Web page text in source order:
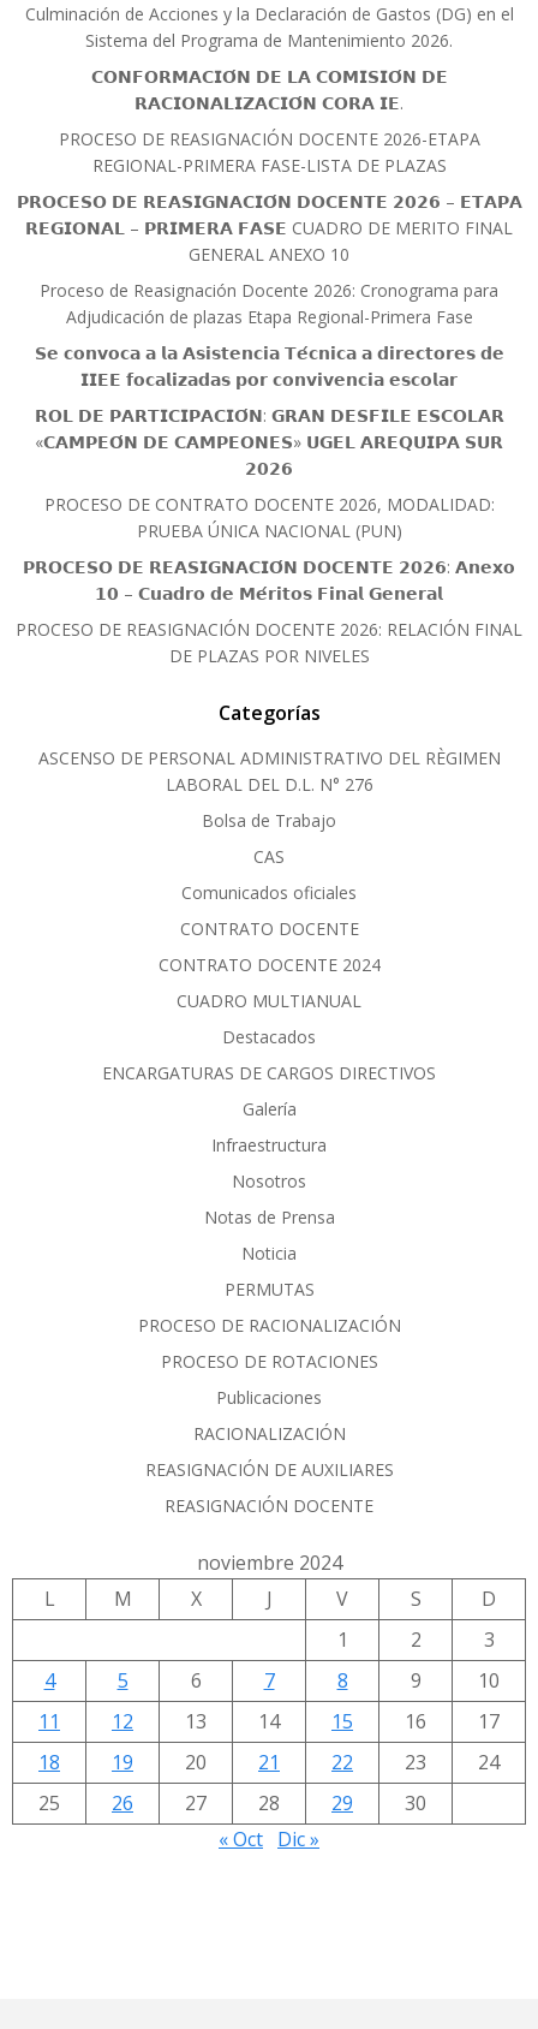
Culminación de Acciones y la Declaración de Gastos (DG) en el
Sistema del Programa de Mantenimiento 2026.
𝗖𝗢𝗡𝗙𝗢𝗥𝗠𝗔𝗖𝗜𝗢́𝗡 𝗗𝗘 𝗟𝗔 𝗖𝗢𝗠𝗜𝗦𝗜𝗢́𝗡 𝗗𝗘
𝗥𝗔𝗖𝗜𝗢𝗡𝗔𝗟𝗜𝗭𝗔𝗖𝗜𝗢́𝗡 𝗖𝗢𝗥𝗔 𝗜𝗘.
PROCESO DE REASIGNACIÓN DOCENTE 2026-ETAPA
REGIONAL-PRIMERA FASE-LISTA DE PLAZAS
𝗣𝗥𝗢𝗖𝗘𝗦𝗢 𝗗𝗘 𝗥𝗘𝗔𝗦𝗜𝗚𝗡𝗔𝗖𝗜𝗢́𝗡 𝗗𝗢𝗖𝗘𝗡𝗧𝗘 𝟮𝟬𝟮𝟲 – 𝗘𝗧𝗔𝗣𝗔
𝗥𝗘𝗚𝗜𝗢𝗡𝗔𝗟 – 𝗣𝗥𝗜𝗠𝗘𝗥𝗔 𝗙𝗔𝗦𝗘 CUADRO DE MERITO FINAL
GENERAL ANEXO 10
Proceso de Reasignación Docente 2026: Cronograma para
Adjudicación de plazas Etapa Regional-Primera Fase
𝗦𝗲 𝗰𝗼𝗻𝘃𝗼𝗰𝗮 𝗮 𝗹𝗮 𝗔𝘀𝗶𝘀𝘁𝗲𝗻𝗰𝗶𝗮 𝗧𝗲́𝗰𝗻𝗶𝗰𝗮 𝗮 𝗱𝗶𝗿𝗲𝗰𝘁𝗼𝗿𝗲𝘀 𝗱𝗲
𝗜𝗜𝗘𝗘 𝗳𝗼𝗰𝗮𝗹𝗶𝘇𝗮𝗱𝗮𝘀 𝗽𝗼𝗿 𝗰𝗼𝗻𝘃𝗶𝘃𝗲𝗻𝗰𝗶𝗮 𝗲𝘀𝗰𝗼𝗹𝗮𝗿
𝗥𝗢𝗟 𝗗𝗘 𝗣𝗔𝗥𝗧𝗜𝗖𝗜𝗣𝗔𝗖𝗜𝗢́𝗡: 𝗚𝗥𝗔𝗡 𝗗𝗘𝗦𝗙𝗜𝗟𝗘 𝗘𝗦𝗖𝗢𝗟𝗔𝗥
«𝗖𝗔𝗠𝗣𝗘𝗢́𝗡 𝗗𝗘 𝗖𝗔𝗠𝗣𝗘𝗢𝗡𝗘𝗦» 𝗨𝗚𝗘𝗟 𝗔𝗥𝗘𝗤𝗨𝗜𝗣𝗔 𝗦𝗨𝗥
𝟮𝟬𝟮𝟲
PROCESO DE CONTRATO DOCENTE 2026, MODALIDAD:
PRUEBA ÚNICA NACIONAL (PUN)
𝗣𝗥𝗢𝗖𝗘𝗦𝗢 𝗗𝗘 𝗥𝗘𝗔𝗦𝗜𝗚𝗡𝗔𝗖𝗜𝗢́𝗡 𝗗𝗢𝗖𝗘𝗡𝗧𝗘 𝟮𝟬𝟮𝟲: 𝗔𝗻𝗲𝘅𝗼
𝟭𝟬 – 𝗖𝘂𝗮𝗱𝗿𝗼 𝗱𝗲 𝗠𝗲́𝗿𝗶𝘁𝗼𝘀 𝗙𝗶𝗻𝗮𝗹 𝗚𝗲𝗻𝗲𝗿𝗮𝗹
PROCESO DE REASIGNACIÓN DOCENTE 2026: RELACIÓN FINAL
DE PLAZAS POR NIVELES
Categorías
ASCENSO DE PERSONAL ADMINISTRATIVO DEL RÈGIMEN
LABORAL DEL D.L. N° 276
Bolsa de Trabajo
CAS
Comunicados oficiales
CONTRATO DOCENTE
CONTRATO DOCENTE 2024
CUADRO MULTIANUAL
Destacados
ENCARGATURAS DE CARGOS DIRECTIVOS
Galería
Infraestructura
Nosotros
Notas de Prensa
Noticia
PERMUTAS
PROCESO DE RACIONALIZACIÓN
PROCESO DE ROTACIONES
Publicaciones
RACIONALIZACIÓN
REASIGNACIÓN DE AUXILIARES
REASIGNACIÓN DOCENTE
noviembre 2024
L
M X J V S
D
1
2
3
4
5 6 7 8 9
10
11
12 13 14 15 16
17
18
19 20 21 22 23
24
25
26 27 28 29
30
« Oct Dic »